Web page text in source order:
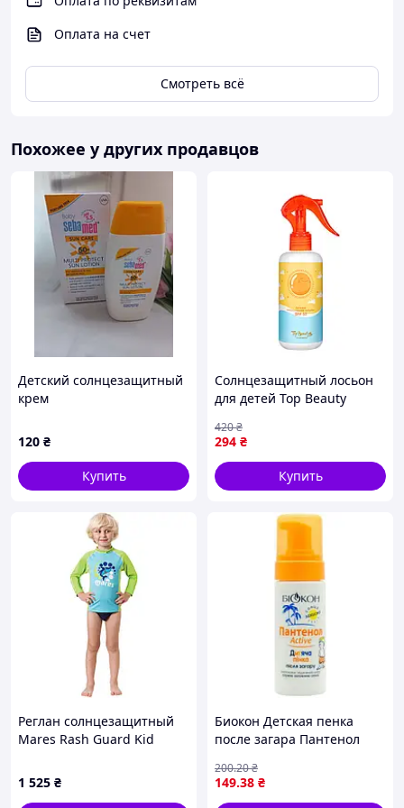
Оплата на счет
Смотреть всё
Похожее у других продавцов
Детский солнцезащитный
крем
120 ₴
Купить
Солнцезащитный лосьон
для детей Top Beauty
294 ₴
420₴
Купить
Реглан солнцезащитный
Mares Rash Guard Kid
1 525 ₴
Биокон Детская пенка
после загара Пантенол
149.38 ₴
200.20₴